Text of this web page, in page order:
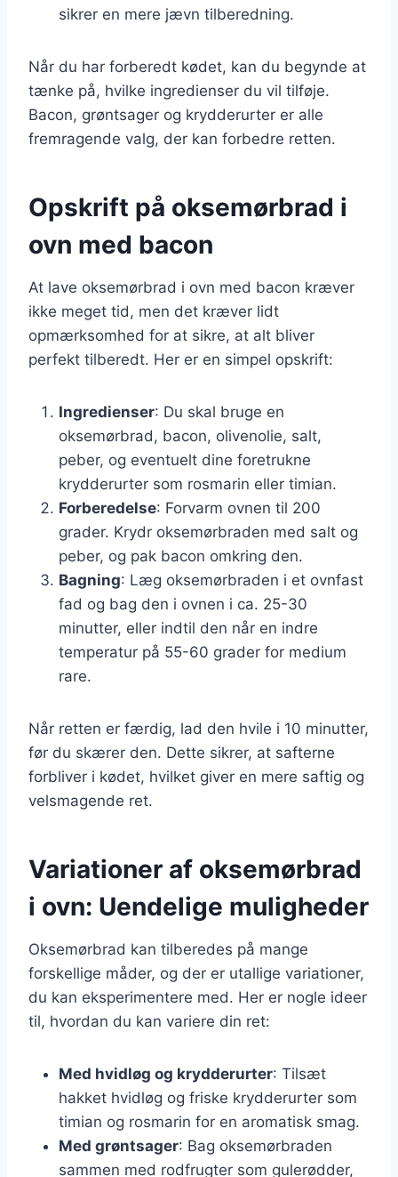
sikrer en mere jævn tilberedning.
Når du har forberedt kødet, kan du begynde at
tænke på, hvilke ingredienser du vil tilføje.
Bacon, grøntsager og krydderurter er alle
fremragende valg, der kan forbedre retten.
Opskrift på oksemørbrad i
ovn med bacon
At lave oksemørbrad i ovn med bacon kræver
ikke meget tid, men det kræver lidt
opmærksomhed for at sikre, at alt bliver
perfekt tilberedt. Her er en simpel opskrift:
Ingredienser: Du skal bruge en
oksemørbrad, bacon, olivenolie, salt,
peber, og eventuelt dine foretrukne
krydderurter som rosmarin eller timian.
Forberedelse: Forvarm ovnen til 200
grader. Krydr oksemørbraden med salt og
peber, og pak bacon omkring den.
Bagning: Læg oksemørbraden i et ovnfast
fad og bag den i ovnen i ca. 25-30
minutter, eller indtil den når en indre
temperatur på 55-60 grader for medium
rare.
Når retten er færdig, lad den hvile i 10 minutter,
før du skærer den. Dette sikrer, at safterne
forbliver i kødet, hvilket giver en mere saftig og
velsmagende ret.
Variationer af oksemørbrad
i ovn: Uendelige muligheder
Oksemørbrad kan tilberedes på mange
forskellige måder, og der er utallige variationer,
du kan eksperimentere med. Her er nogle ideer
til, hvordan du kan variere din ret:
Med hvidløg og krydderurter: Tilsæt
hakket hvidløg og friske krydderurter som
timian og rosmarin for en aromatisk smag.
Med grøntsager: Bag oksemørbraden
sammen med rodfrugter som gulerødder,